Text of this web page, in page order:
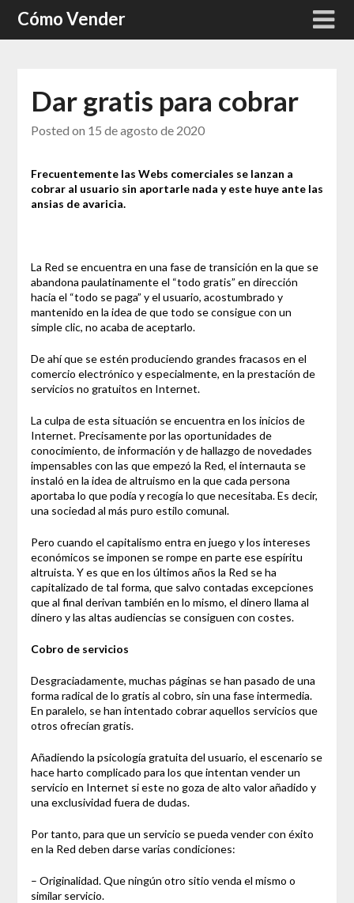
SkipCómo Vender
Dar gratis para cobrar
Posted on 15 de agosto de 2020
Frecuentemente las Webs comerciales se lanzan a
cobrar al usuario sin aportarle nada y este huye ante las
ansias de avaricia.
La Red se encuentra en una fase de transición en la que se
abandona paulatinamente el “todo gratis” en dirección
hacia el “todo se paga” y el usuario, acostumbrado y
mantenido en la idea de que todo se consigue con un
simple clic, no acaba de aceptarlo.
De ahí que se estén produciendo grandes fracasos en el
comercio electrónico y especialmente, en la prestación de
servicios no gratuitos en Internet.
La culpa de esta situación se encuentra en los inicios de
Internet. Precisamente por las oportunidades de
conocimiento, de información y de hallazgo de novedades
impensables con las que empezó la Red, el internauta se
instaló en la idea de altruismo en la que cada persona
aportaba lo que podía y recogía lo que necesitaba. Es decir,
una sociedad al más puro estilo comunal.
Pero cuando el capitalismo entra en juego y los intereses
económicos se imponen se rompe en parte ese espíritu
altruista. Y es que en los últimos años la Red se ha
capitalizado de tal forma, que salvo contadas excepciones
que al final derivan también en lo mismo, el dinero llama al
dinero y las altas audiencias se consiguen con costes.
Cobro de servicios
Desgraciadamente, muchas páginas se han pasado de una
forma radical de lo gratis al cobro, sin una fase intermedia.
En paralelo, se han intentado cobrar aquellos servicios que
otros ofrecían gratis.
Añadiendo la psicología gratuita del usuario, el escenario se
hace harto complicado para los que intentan vender un
servicio en Internet si este no goza de alto valor añadido y
una exclusividad fuera de dudas.
Por tanto, para que un servicio se pueda vender con éxito
en la Red deben darse varias condiciones:
– Originalidad. Que ningún otro sitio venda el mismo o
similar servicio.